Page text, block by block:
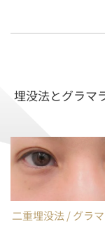
埋没法とグラマ
二重埋没法 / グラ